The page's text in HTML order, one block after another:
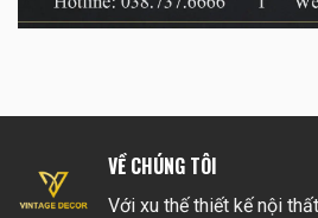
VỀ CHÚNG TÔI
Với xu thế thiết kế nội